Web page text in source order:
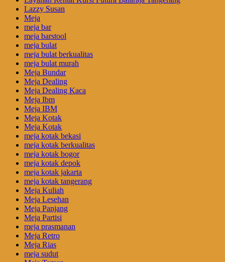
Lazzy Susan
Meja
meja bar
meja barstool
meja bulat
meja bulat berkualitas
meja bulat murah
Meja Bundar
Meja Dealing
Meja Dealing Kaca
Meja Ibm
Meja IBM
Meja Kotak
Meja Kotak
meja kotak bekasi
meja kotak berkualitas
meja kotak bogor
meja kotak depok
meja kotak jakarta
meja kotak tangerang
Meja Kuliah
Meja Lesehan
Meja Panjang
Meja Partisi
meja prasmanan
Meja Retro
Meja Rias
meja sudut